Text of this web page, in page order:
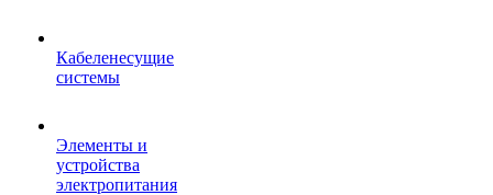
Кабеленесущие
системы
Элементы и
устройства
электропитания